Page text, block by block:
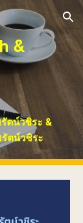
to navigation
&
ตน์วชิระ &
ตน์วชิระ